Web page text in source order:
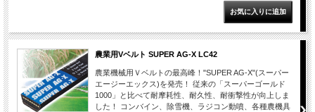
農業用Vベルト SUPER AG-X LC42
農業機械用Ｖベルトの最高峰！"SUPER AG-X"(スーパー
エージーエックス)を発売！ 従来の「スーパーゴールド
1000」と比べて耐摩耗性、耐久性、耐衝撃性が向上しま
した！ コンバイン、除雪機、ラジコン動噴、各種農機具